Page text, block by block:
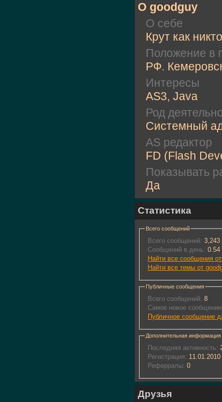
О goodguy
О себе
Крут как
Положение в
РФ.
Интересы
AS3, Java
Род
Системный
AS редактор
FD (Flash
Показывать
Да
Статистика
Всего сообщений
Всего сообщений: 3,243
Сообщений в день: 0.54
Найти все сообщения
Найти все темы от
Публичные сообщения
Всего сообщений: 8
Самое новое
Публичное сообщение
Дополнительная информация
Последняя активность:
Регистрация: 11.01.2010
Реферралы: 0
Друзья